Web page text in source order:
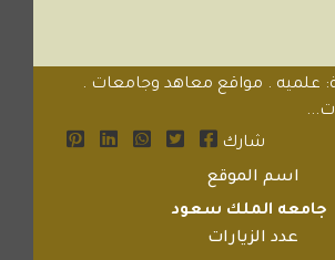
علميه . مواقع معاهد وجامعات .
شارك
اسم الموقع
جامعه الملك سعود
عدد الزيارات